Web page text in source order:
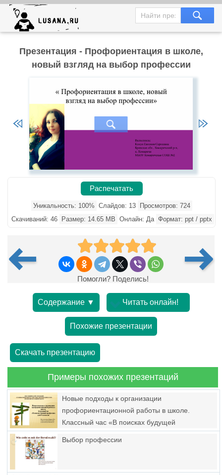
Презентация - Профориентация в школе,
новый взгляд на выбор профессии
Распечатать
Уникальность: 100% Слайдов: 13
Просмотров: 724
Скачиваний: 46
Размер: 14.65 MB Онлайн: Да Формат: ppt / pptx
Помогли? Поделись!
Содержание ▼ Читать онлайн!
Похожие презентации
Скачать презентацию
Примеры похожих презентаций
Новые подходы к организации
профориентационной работы в школе.
Классный час «В поисках будущей
Выбор профессии